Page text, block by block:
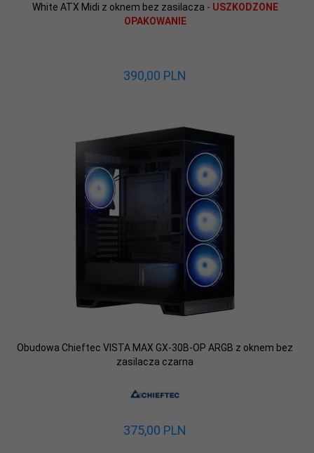
White ATX Midi z oknem bez zasilacza - USZKODZONE
OPAKOWANIE
390,00 PLN
Obudowa Chieftec VISTA MAX GX-30B-OP ARGB z oknem bez
zasilacza czarna
375,00 PLN